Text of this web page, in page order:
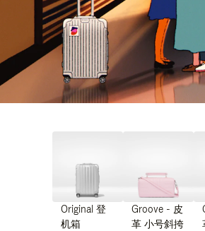
Original 登
机箱
Groove - 皮
革 小号斜挎